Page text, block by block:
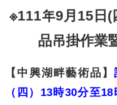
※111年9月15日(
品吊掛作業
【中興湖畔藝術品】
（四）13時30分至